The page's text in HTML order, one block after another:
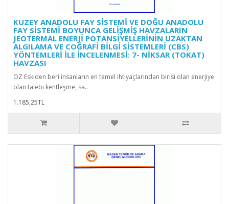
KUZEY ANADOLU FAY SİSTEMİ VE DOĞU ANADOLU
FAY SİSTEMİ BOYUNCA GELİŞMİŞ HAVZALARIN
JEOTERMAL ENERJİ POTANSİYELLERİNİN UZAKTAN
ALGILAMA VE COĞRAFİ BİLGİ SİSTEMLERİ (CBS)
YÖNTEMLERİ İLE İNCELENMESİ: 7- NİKSAR (TOKAT)
HAVZASI
ÖZ Eskiden beri insanların en temel ihtiyaçlarından birisi olan enerjiye
olan talebi kentleşme, sa..
1.185,25TL